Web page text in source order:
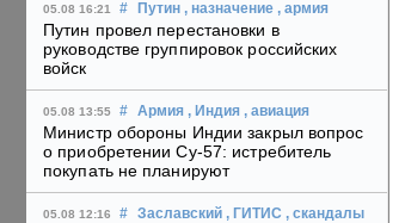
05.08 16:21 # Путин , назначение , армия
Путин провел перестановки в
руководстве группировок российских
войск
05.08 13:55 # Армия , Индия , авиация
Министр обороны Индии закрыл вопрос
о приобретении Су-57: истребитель
покупать не планируют
05.08 12:16 # Заславский , ГИТИС , скандалы